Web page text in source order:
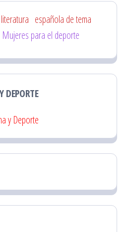
española de tema
Mujeres para el deporte
DEPORTE